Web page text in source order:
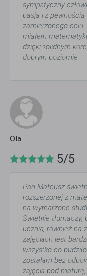
sympatyczny
pasja i z
zamierzonego
miałem
dzięki solidnym
dobrym poziomie
Ola
5/5
Pan Mateusz
rozszerzonej z
na wymarzone
Świetnie tłumaczy,
ucznia, również na
zajęciach jest
wszystko co
zostałam bez
zajęcia pod